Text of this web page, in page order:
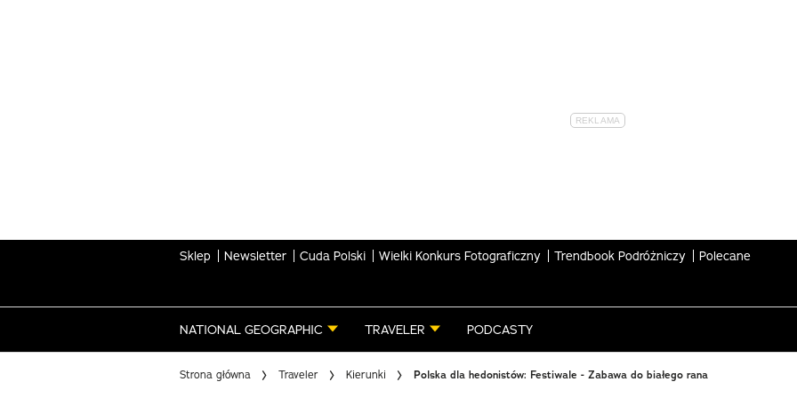
Sklep Newsletter Cuda Polski Wielki Konkurs Fotograficzny Trendbook Podróżniczy Polecane
NATIONAL GEOGRAPHIC TRAVELER PODCASTY
Strona główna Traveler Kierunki Polska dla hedonistów: Festiwale - Zabawa do białego rana